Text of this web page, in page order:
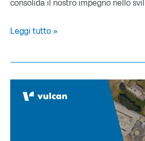
consolida il nostro impegno nello
Leggi tutto »
nostra